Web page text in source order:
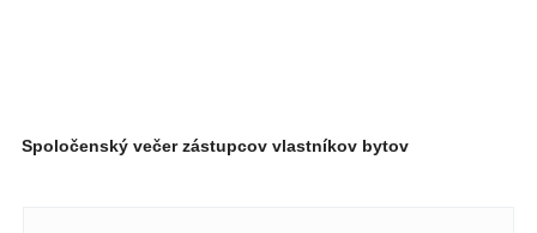
Spoločenský večer zástupcov vlastníkov bytov